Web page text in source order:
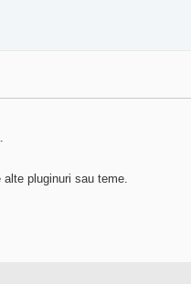
pluginuri sau teme.